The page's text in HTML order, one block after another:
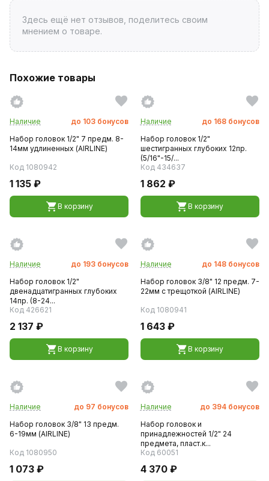
Здесь ещё нет отзывов, поделитесь своим
мнением о товаре.
Похожие товары
Наличие до 103 бонусов
Набор головок 1/2" 7 предм. 8-
14мм удлиненных (AIRLINE)
Код 1080942
1 135 ₽
В корзину
Наличие до 168 бонусов
Набор головок 1/2"
шестигранных глубоких 12пр.
(5/16"-15/...
Код 434637
1 862 ₽
В корзину
Наличие до 193 бонусов
Набор головок 1/2"
двенадцатигранных глубоких
14пр. (8-24...
Код 426621
2 137 ₽
В корзину
Наличие до 148 бонусов
Набор головок 3/8" 12 предм. 7-
22мм с трещоткой (AIRLINE)
Код 1080941
1 643 ₽
В корзину
Наличие до 97 бонусов
Набор головок 3/8" 13 предм.
6-19мм (AIRLINE)
Код 1080950
1 073 ₽
Наличие до 394 бонусов
Набор головок и
принадлежностей 1/2" 24
предмета, пласт.к...
Код 60051
4 370 ₽